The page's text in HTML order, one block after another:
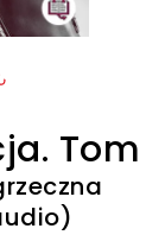
Tom